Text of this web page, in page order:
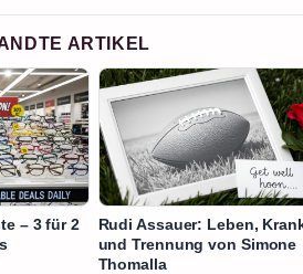
ARTIKEL
– 3 für 2
Rudi Assauer: Leben,
und Trennung von Simone
Thomalla